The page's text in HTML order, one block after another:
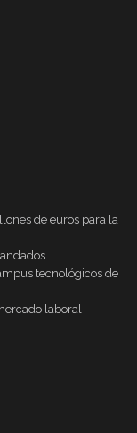
de euros para la
tecnológicos de
laboral